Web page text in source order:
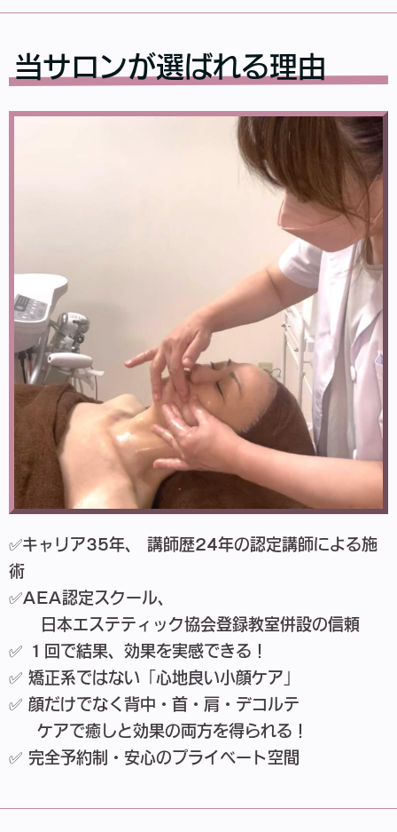
当サロンが選ばれる理由
✅キャリア35年、 講師歴24年の認定講師による施
術
✅AEA認定スクール、
日本エステティック協会登録教室併設の信頼
✅ １回で結果、効果を実感できる！
✅ 矯正系ではない「心地良い小顔ケア」
✅ 顔だけでなく背中・首・肩・デコルテ
ケアで癒しと効果の両方を得られる！
✅ 完全予約制・安心のプライベート空間